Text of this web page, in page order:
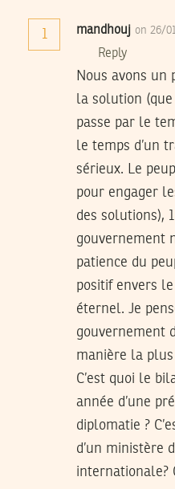
1 mandhouj on 26/
Reply
Nous avons un
la solution
passe par le
le temps d’un
sérieux. Le
pour engager
des solutions),
gouvernement
patience du
positif envers
éternel. Je
gouvernement
manière la plus
C’est quoi le
année d’une
diplomatie ?
d’un ministère
internationale?